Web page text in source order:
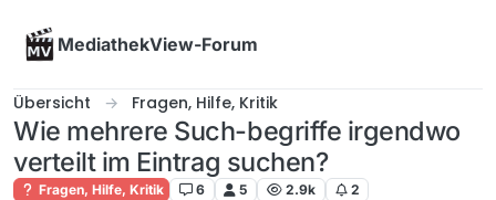
MediathekView-Forum
Übersicht Fragen, Hilfe, Kritik
Wie mehrere Such-begriffe irgendwo
verteilt im Eintrag suchen?
Fragen, Hilfe, Kritik 6 5 2.9k 2